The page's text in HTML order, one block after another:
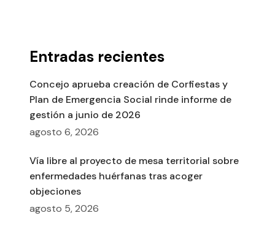
Entradas recientes
Concejo aprueba creación de Corfiestas y
Plan de Emergencia Social rinde informe de
gestión a junio de 2026
agosto 6, 2026
Vía libre al proyecto de mesa territorial sobre
enfermedades huérfanas tras acoger
objeciones
agosto 5, 2026